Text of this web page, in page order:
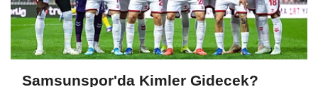
Samsunspor'da Kimler Gidecek?